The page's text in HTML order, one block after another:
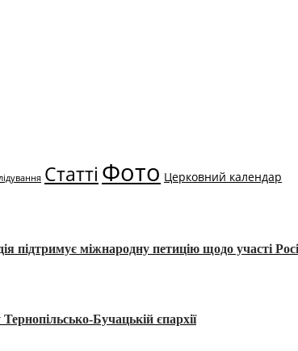
Статті Фото Церковний календар
підтримує міжнародну петицію щодо участі
Бучацькій єпархії